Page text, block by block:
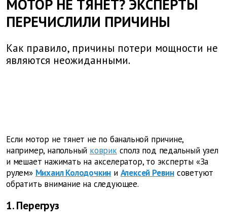
МОТОР НЕ ТЯНЕТ? ЭКСПЕРТЫ
ПЕРЕЧИСЛИЛИ ПРИЧИНЫ
Как правило, причины потери мощности не
являются неожиданными.
Если мотор не тянет не по банальной причине,
например, напольный ковриксполз под педальный узел
и мешает нажимать на акселератор, то эксперты «За
рулем» Михаил Колодочкин и Алексей Ревин советуют
обратить внимание на следующее.
1. Перегруз